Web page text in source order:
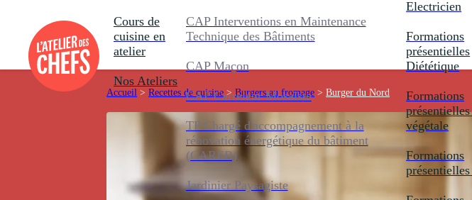
Cours de
cuisine en
atelier
Nos Ateliers
CAP Interventions en Maintenance
Technique des Bâtiments
CAP Maçon
CAP Carreleur Mosaïste
TP Chargé d'accompagnement à la
rénovation énergétique du bâtiment
(CAREB)
Jardinier Paysagiste
Electricien
Formations
présentielles
Diététique
Formations
présentielles
végétale
Formations
présentielles
Accueil > Recettes de cuisine > Burgers au fromage > Burger du Nord